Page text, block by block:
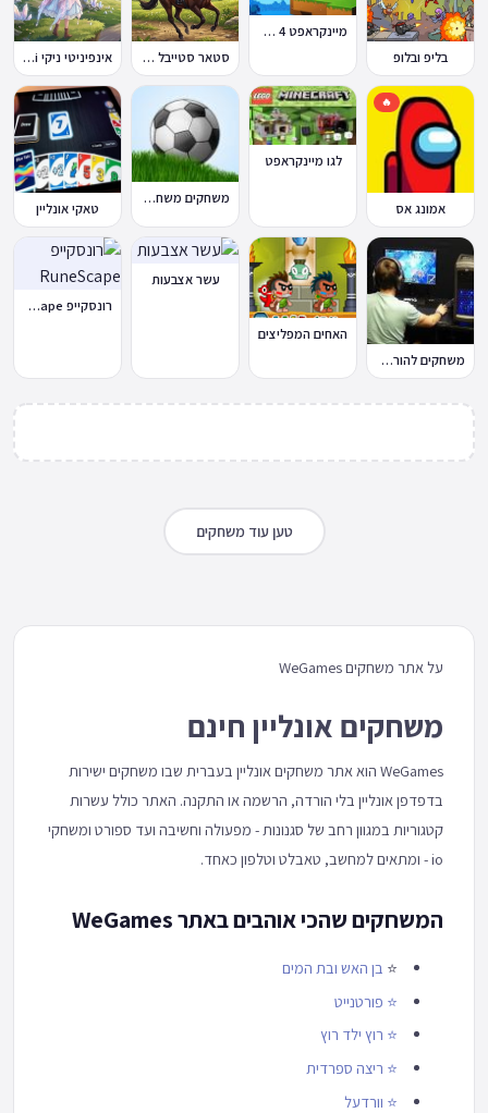
בליפ ובלופ
מיינקראפט 4 קלון
סטאר סטייבל Star Stable Online
אינפיניטי ניקי Infinity Nikki
🔥
אמונג אס
לגו מיינקראפט
משחקים משחקי כדורגל במחשב וברשת
טאקי אונליין
משחקים להורדה למחשב
האחים המפליצים
עשר אצבעות
רונסקייפ RuneScape
טען עוד משחקים
על אתר משחקים WeGames
משחקים אונליין חינם
WeGames הוא אתר משחקים אונליין בעברית שבו משחקים ישירות
בדפדפן אונליין בלי הורדה, הרשמה או התקנה. האתר כולל עשרות
קטגוריות במגוון רחב של סגנונות - מפעולה וחשיבה ועד ספורט ומשחקי
io - ומתאים למחשב, טאבלט וטלפון כאחד.
המשחקים שהכי אוהבים באתר WeGames
⭐ בן האש ובת המים
⭐ פורטנייט
⭐ רוץ ילד רוץ
⭐ ריצה ספרדית
⭐ וורדעל